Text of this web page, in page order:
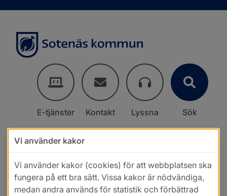
E-tjänster Kontakt Lyssna Sök
Vi använder kakor
Vi använder kakor (cookies) för att webbplatsen ska
fungera på ett bra sätt. Vissa kakor är nödvändiga,
medan andra används för statistik och förbättrad